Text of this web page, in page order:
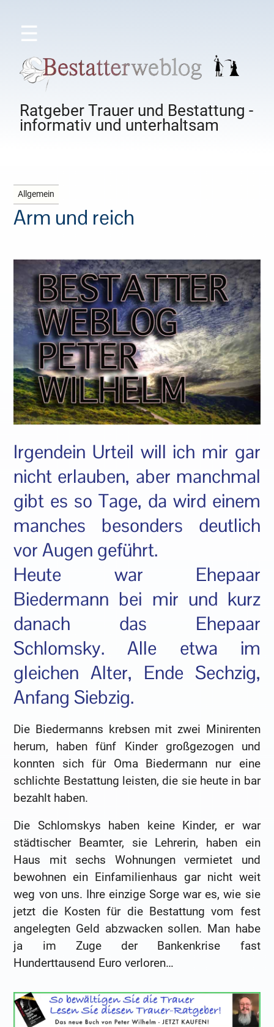
☰
Ratgeber Trauer und Bestattung -
informativ und unterhaltsam
Allgemein
Arm und reich
Irgendein Urteil will ich mir gar
nicht erlauben, aber manchmal
gibt es so Tage, da wird einem
manches besonders deutlich
vor Augen geführt.
Heute war Ehepaar
Biedermann bei mir und kurz
danach das Ehepaar
Schlomsky. Alle etwa im
gleichen Alter, Ende Sechzig,
Anfang Siebzig.
Die Biedermanns krebsen mit zwei Minirenten
herum, haben fünf Kinder großgezogen und
konnten sich für Oma Biedermann nur eine
schlichte Bestattung leisten, die sie heute in bar
bezahlt haben.
Die Schlomskys haben keine Kinder, er war
städtischer Beamter, sie Lehrerin, haben ein
Haus mit sechs Wohnungen vermietet und
bewohnen ein Einfamilienhaus gar nicht weit
weg von uns. Ihre einzige Sorge war es, wie sie
jetzt die Kosten für die Bestattung vom fest
angelegten Geld abzwacken sollen. Man habe
ja im Zuge der Bankenkrise fast
Hunderttausend Euro verloren…